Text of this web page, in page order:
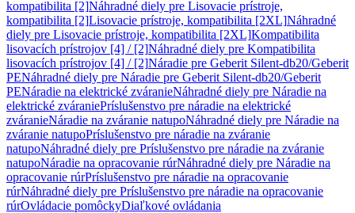
kompatibilita [2]Náhradné diely pre Lisovacie prístroje,
kompatibilita [2]Lisovacie prístroje, kompatibilita [2XL]Náhradné
diely pre Lisovacie prístroje, kompatibilita [2XL]Kompatibilita
lisovacích prístrojov [4] / [2]Náhradné diely pre Kompatibilita
lisovacích prístrojov [4] / [2]Náradie pre Geberit Silent-db20/Geberit
PENáhradné diely pre Náradie pre Geberit Silent-db20/Geberit
PENáradie na elektrické zváranieNáhradné diely pre Náradie na
elektrické zváraniePríslušenstvo pre náradie na elektrické
zváranieNáradie na zváranie natupoNáhradné diely pre Náradie na
zváranie natupoPríslušenstvo pre náradie na zváranie
natupoNáhradné diely pre Príslušenstvo pre náradie na zváranie
natupoNáradie na opracovanie rúrNáhradné diely pre Náradie na
opracovanie rúrPríslušenstvo pre náradie na opracovanie
rúrNáhradné diely pre Príslušenstvo pre náradie na opracovanie
rúrOvládacie pomôckyDiaľkové ovládania